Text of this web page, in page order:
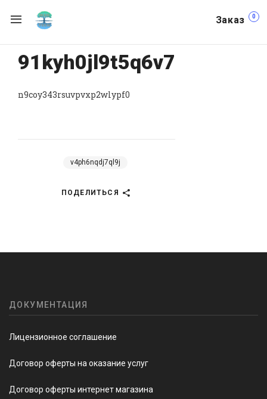
Заказ 0
91kyh0jl9t5q6v7
n9coy343rsuvpvxp2wlypf0
v4ph6nqdj7ql9j
ПОДЕЛИТЬСЯ
ДОКУМЕНТАЦИЯ
Лицензионное соглашение
Договор оферты на оказание услуг
Договор оферты интернет магазина